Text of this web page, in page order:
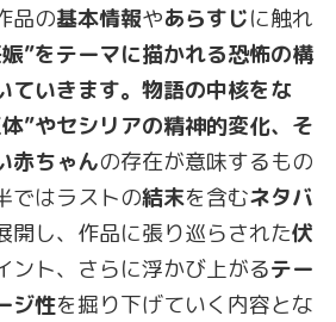
品の基本情報やあらすじに触れ
”をテーマに描かれる恐怖の構
ていきます。物語の中核をな
”やセシリアの精神的変化、そ
赤ちゃんの存在が意味するもの
ではラストの結末を含むネタバ
開し、作品に張り巡らされた伏
ント、さらに浮かび上がるテー
ジ性を掘り下げていく内容とな